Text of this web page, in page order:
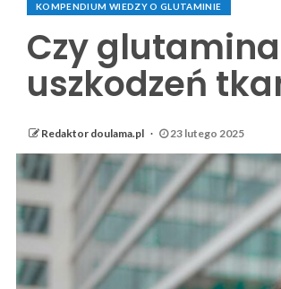
KOMPENDIUM WIEDZY O GLUTAMINIE
Czy
uszkodzeń
Redaktor doulama.pl 23 lutego 2025